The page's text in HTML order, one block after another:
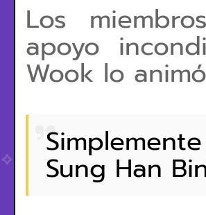
Los
apoyo
Wook lo
Sung Han